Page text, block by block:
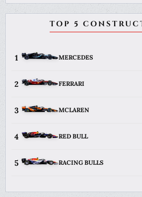
TOP 5
1 MERCEDES
2 FERRARI
3 MCLAREN
4 RED BULL
5 RACING BULLS